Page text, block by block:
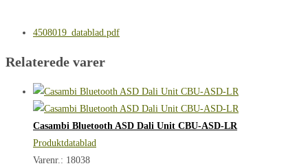
4508019_datablad.pdf
Relaterede varer
Casambi Bluetooth ASD Dali Unit CBU-ASD-LR
Produktdatablad
Varenr.: 18038